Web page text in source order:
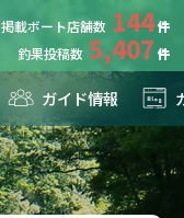
掲載ボート店舗数 144
釣果投稿数 5,407
ガイド情報